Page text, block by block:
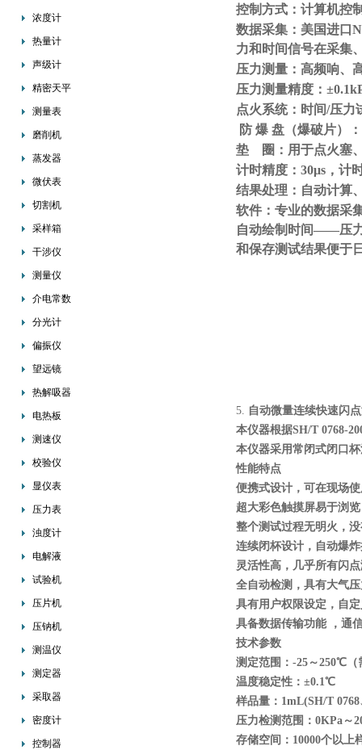
浓度计
热量计
声级计
精密天平
测量表
磨削机
蒸发器
微伏表
切割机
采样箱
干涉仪
测量仪
介电常数
分光计
偏振仪
望远镜
热解吸器
电热板
测速仪
校验仪
显仪表
压力表
浊度计
电解液
试验机
压片机
压钠机
测温仪
测定器
采取器
密度计
控制器
控制方式：计算机控
数据采集：美国进口
力和时间信号在采集
压力测量：高频响、
压力测量精度：
点火系统：时间/压力
防 爆 盘（爆破片）
垫 圈：用于点火塞
计时精度：30μs，计
结果处理：自动计算
软件：专业的数据采
自动绘制时间——压
和保存测试结果便于
5. 自动微量连续快速闪
本仪器根据SH/T 0768-
本仪器采用常闭式闭口
性能特点
便携式设计，可在现场
超大彩色触摸屏易于浏
整个测试过程无明火，
连续闭杯设计，自动爆
灵活性高，几乎所有闪
全自动检测，具有大气
具有用户权限设定，自
具备数据传输功能
，通
技术参数
测定范围：-25～250℃（
温度稳定性：±0.1℃
样品量：1mL(SH/T
压力检测范围：0KPa～
存储空间：10000个以上